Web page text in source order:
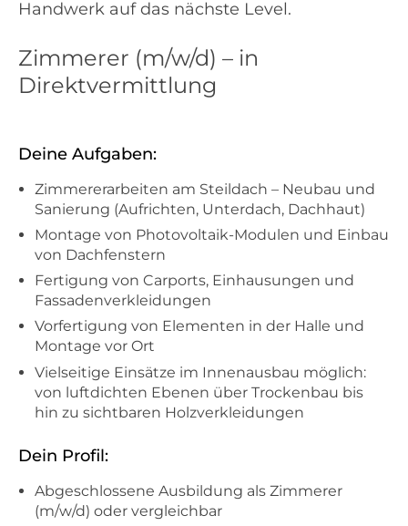
Handwerk auf das nächste Level.
Zimmerer (m/w/d) – in
Direktvermittlung
Deine Aufgaben:
Zimmererarbeiten am Steildach – Neubau und
Sanierung (Aufrichten, Unterdach, Dachhaut)
Montage von Photovoltaik-Modulen und Einbau
von Dachfenstern
Fertigung von Carports, Einhausungen und
Fassadenverkleidungen
Vorfertigung von Elementen in der Halle und
Montage vor Ort
Vielseitige Einsätze im Innenausbau möglich:
von luftdichten Ebenen über Trockenbau bis
hin zu sichtbaren Holzverkleidungen
Dein Profil:
Abgeschlossene Ausbildung als Zimmerer
(m/w/d) oder vergleichbar